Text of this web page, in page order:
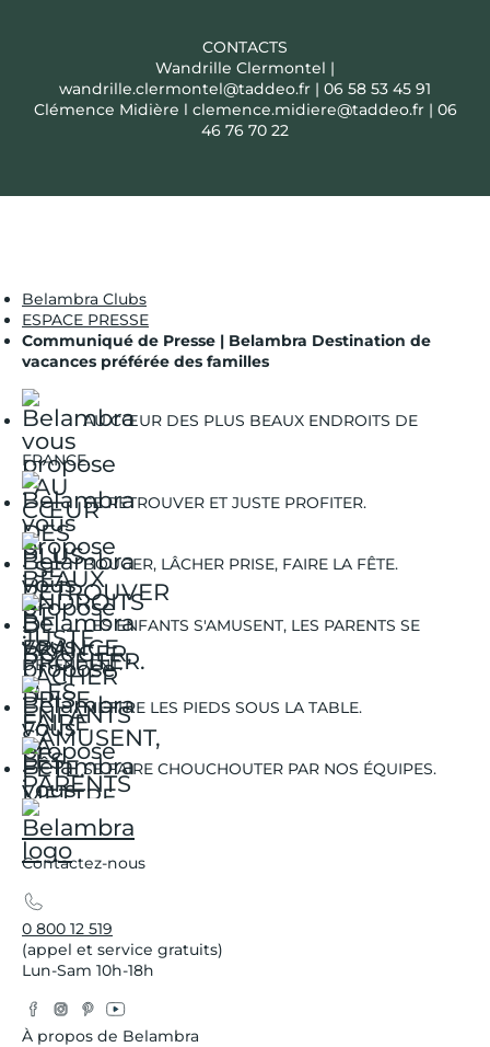
CONTACTS
Wandrille Clermontel |
wandrille.clermontel@taddeo.fr | 06 58 53 45 91
Clémence Midière l clemence.midiere@taddeo.fr | 06
46 76 70 22
Belambra Clubs
ESPACE PRESSE
Communiqué de Presse | Belambra Destination de
vacances préférée des familles
AU CŒUR DES PLUS BEAUX ENDROITS DE
FRANCE.
SE RETROUVER ET JUSTE PROFITER.
BOUGER, LÂCHER PRISE, FAIRE LA FÊTE.
LES ENFANTS S'AMUSENT, LES PARENTS SE
DÉTENDENT.
METTRE LES PIEDS SOUS LA TABLE.
SE FAIRE CHOUCHOUTER PAR NOS ÉQUIPES.
Contactez-nous
0 800 12 519
(appel et service gratuits)
Lun-Sam 10h-18h
Facebook
Instagram
Pinterest
YouTube
À propos de Belambra